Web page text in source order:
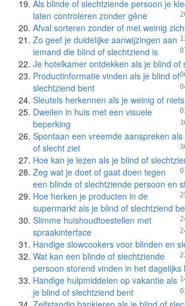
Als blinde of slechtziende persoon je
laten controleren zonder gêne
Afval sorteren zonder of met weinig
Zo geef je duidelijke aanwijzingen aan
iemand die blind of slechtziend is
Je hotelkamer ontdekken als je blind of
Productinformatie vinden als je blind of
slechtziend bent
Sleutels herkennen als je weinig of
Dweilen in huis met een visuele
beperking
Spontaan een vreemde aanspreken
of slecht ziet
Hoe kan je lezen als je blind of
Zeg wat je doet of gaat doen tegen
een blinde of slechtziende persoon en
Hoe herken je producten in de
supermarkt als je blind of slechtziend
Slimme huishoudtoestellen met
spraakinterface
Handige slowcookers voor blinden en
Wat kan een blinde of slechtziende
persoon storend vinden in het dagelijks
Handige hulpmiddelen op vakantie als
je blind of slechtziend bent